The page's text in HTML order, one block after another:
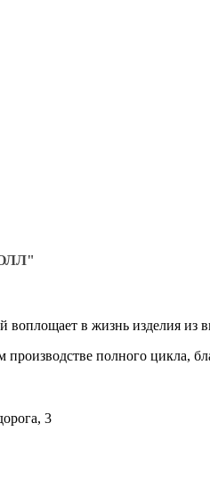
в жизнь изделия из
полного цикла,
3